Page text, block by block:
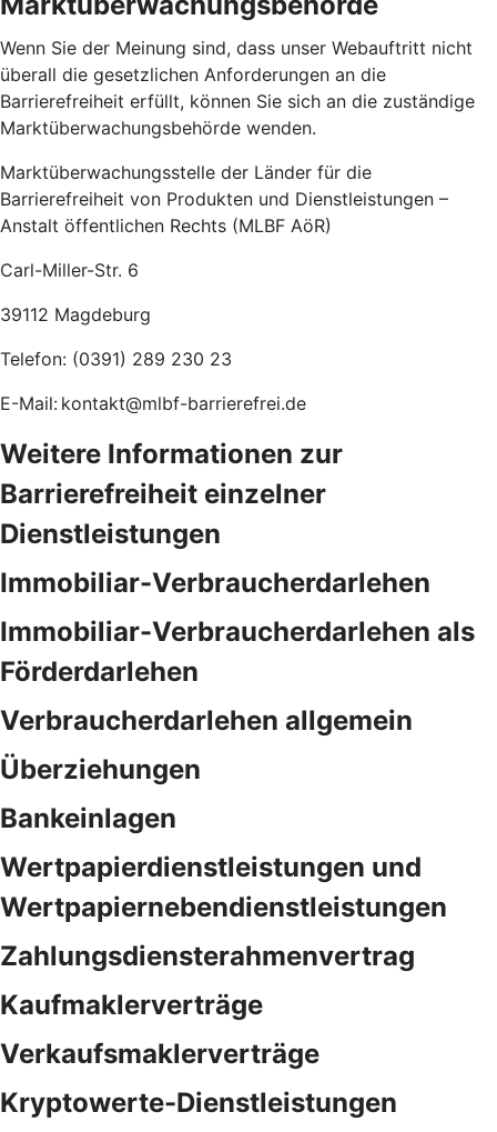
Wenn Sie der Meinung sind, dass unser Webauftritt nicht
überall die gesetzlichen Anforderungen an die
Barrierefreiheit erfüllt, können Sie sich an die zuständige
Marktüberwachungsbehörde wenden.
Marktüberwachungsstelle der Länder für die
Barrierefreiheit von Produkten und Dienstleistungen –
Anstalt öffentlichen Rechts (MLBF AöR)
Carl-Miller-Str. 6
39112 Magdeburg
Telefon: (0391) 289 230 23
E-Mail: kontakt@mlbf-barrierefrei.de
Weitere Informationen zur
Barrierefreiheit einzelner
Dienstleistungen
Immobiliar-Verbraucherdarlehen
Immobiliar-Verbraucherdarlehen als
Förderdarlehen
Verbraucherdarlehen allgemein
Überziehungen
Bankeinlagen
Wertpapierdienstleistungen und
Wertpapiernebendienstleistungen
Zahlungsdiensterahmenvertrag
Kaufmaklerverträge
Verkaufsmaklerverträge
Kryptowerte-Dienstleistungen